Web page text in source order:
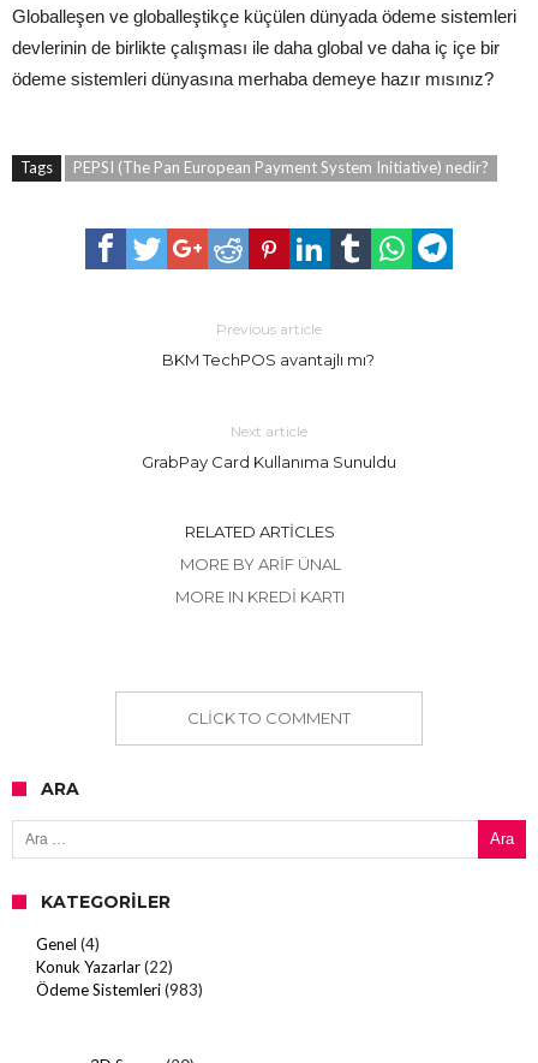
Globalleşen ve globalleştikçe küçülen dünyada ödeme sistemleri
devlerinin de birlikte çalışması ile daha global ve daha iç içe bir
ödeme sistemleri dünyasına merhaba demeye hazır mısınız?
Tags PEPSI (The Pan European Payment System Initiative) nedir?
Previous article
BKM TechPOS avantajlı mı?
Next article
GrabPay Card Kullanıma Sunuldu
RELATED ARTICLES
MORE BY ARIF ÜNAL
MORE IN KREDI KARTI
CLICK TO COMMENT
ARA
Arama:
KATEGORILER
Genel (4)
Konuk Yazarlar(22)
Ödeme Sistemleri(983)